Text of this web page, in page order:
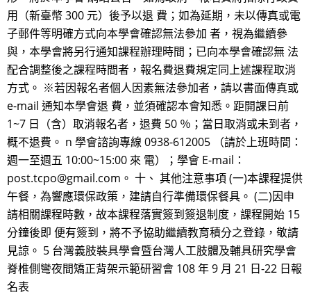
用（新臺幣 300 元）後予以退 費；如為延期，未以傳真或電
子郵件等明確方式向本學會確認無法參加 者，視為繼續參
與，本學會將另行通知課程辦理時間；已向本學會確認無 法
配合調整後之課程時間者，報名費退費規定同上述課程取消
方式。 ※若因報名者個人因素無法參加者，請以書面傳真或
e-mail 通知本學會退 費，並須確認本會知悉。距開課日前
1~7 日（含）取消報名者，退費 50 ％；當日取消或未到者，
概不退費。 n 學會諮詢專線 0938-612005 （請於上班時間：
週一至週五 10:00~15:00 來 電）；學會 E-mail：
post.tcpo@gmail.com。 十、 其他注意事項 (一)本課程提供
午餐，為響應環保政策，建請自行準備環保餐具。 (二)因申
請相關課程時數，故本課程落實簽到簽退制度，課程開始 15
分鐘後即 便有簽到，將不予協助繼續教育積分之登錄，敬請
見諒。 5 台灣義肢裝具學會暨台灣人工肢體及輔具研究學會
脊椎側彎夜間矯正背架示範研習會 108 年 9 月 21 日-22 日報
名表